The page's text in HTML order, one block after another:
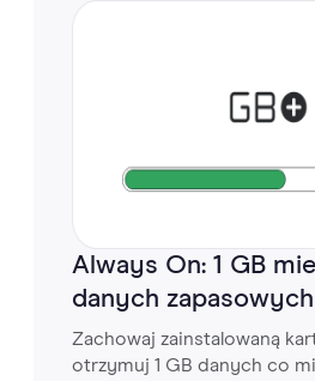
Always On: 1 GB
danych zapasowych
Zachowaj zainstalowaną
otrzymuj 1 GB danych co